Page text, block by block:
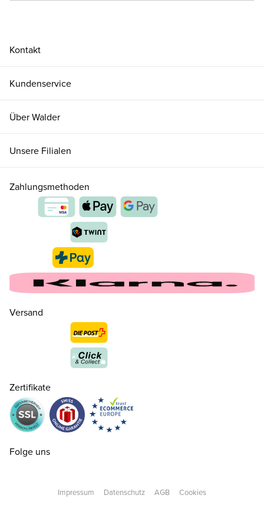
Kontakt
Kundenservice
Über Walder
Unsere Filialen
Zahlungsmethoden
Versand
Zertifikate
Folge uns
Impressum Datenschutz AGB Cookies